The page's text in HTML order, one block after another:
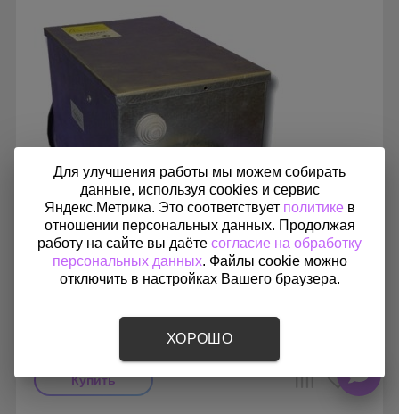
Электрический канальный нагреватель воздуха
11 950₽
Для улучшения работы мы можем собирать
данные, используя cookies и сервис
Яндекс.Метрика. Это соответствует политикев
отношении персональных данных. Продолжая
работу на сайте вы даёте согласие на обработку
персональных данных. Файлы cookie можно
отключить в настройках Вашего браузера.
ХОРОШО